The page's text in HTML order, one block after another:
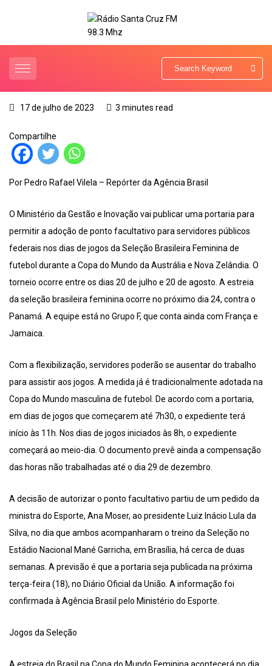
17 de julho de 2023 3 minutes read
Compartilhe
Por Pedro Rafael Vilela – Repórter da Agência Brasil
O Ministério da Gestão e Inovação vai publicar uma portaria para
permitir a adoção de ponto facultativo para servidores públicos
federais nos dias de jogos da Seleção Brasileira Feminina de
futebol durante a Copa do Mundo da Austrália e Nova Zelândia. O
torneio ocorre entre os dias 20 de julho e 20 de agosto. A estreia
da seleção brasileira feminina ocorre no próximo dia 24, contra o
Panamá. A equipe está no Grupo F, que conta ainda com França e
Jamaica.
Com a flexibilização, servidores poderão se ausentar do trabalho
para assistir aos jogos. A medida já é tradicionalmente adotada na
Copa do Mundo masculina de futebol. De acordo com a portaria,
em dias de jogos que começarem até 7h30, o expediente terá
início às 11h. Nos dias de jogos iniciados às 8h, o expediente
começará ao meio-dia. O documento prevê ainda a compensação
das horas não trabalhadas até o dia 29 de dezembro.
A decisão de autorizar o ponto facultativo partiu de um pedido da
ministra do Esporte, Ana Moser, ao presidente Luiz Inácio Lula da
Silva, no dia que ambos acompanharam o treino da Seleção no
Estádio Nacional Mané Garricha, em Brasília, há cerca de duas
semanas. A previsão é que a portaria seja publicada na próxima
terça-feira (18), no Diário Oficial da União. A informação foi
confirmada à Agência Brasil pelo Ministério do Esporte.
Jogos da Seleção